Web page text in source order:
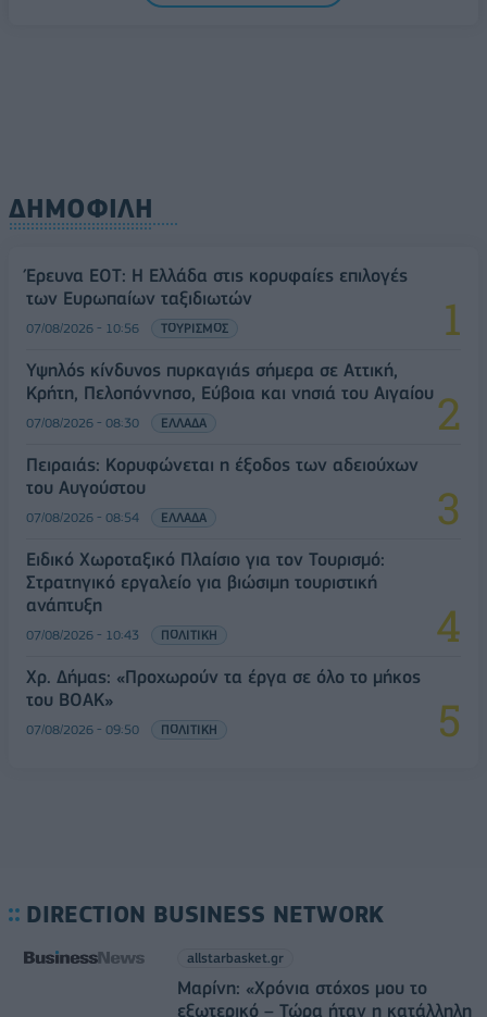
ΔΗΜΟΦΙΛΗ
Έρευνα ΕΟΤ: Η Ελλάδα στις κορυφαίες επιλογές
των Ευρωπαίων ταξιδιωτών
07/08/2026 - 10:56 ΤΟΥΡΙΣΜΟΣ
Υψηλός κίνδυνος πυρκαγιάς σήμερα σε Αττική,
Κρήτη, Πελοπόννησο, Εύβοια και νησιά του Αιγαίου
07/08/2026 - 08:30 ΕΛΛΑΔΑ
Πειραιάς: Κορυφώνεται η έξοδος των αδειούχων
του Αυγούστου
07/08/2026 - 08:54 ΕΛΛΑΔΑ
Ειδικό Χωροταξικό Πλαίσιο για τον Τουρισμό:
Στρατηγικό εργαλείο για βιώσιμη τουριστική
ανάπτυξη
07/08/2026 - 10:43 ΠΟΛΙΤΙΚΗ
Χρ. Δήμας: «Προχωρούν τα έργα σε όλο το μήκος
του ΒΟΑΚ»
07/08/2026 - 09:50 ΠΟΛΙΤΙΚΗ
DIRECTION BUSINESS NETWORK
allstarbasket.gr
Μαρίνη: «Χρόνια στόχος μου το
εξωτερικό – Τώρα ήταν η κατάλληλη